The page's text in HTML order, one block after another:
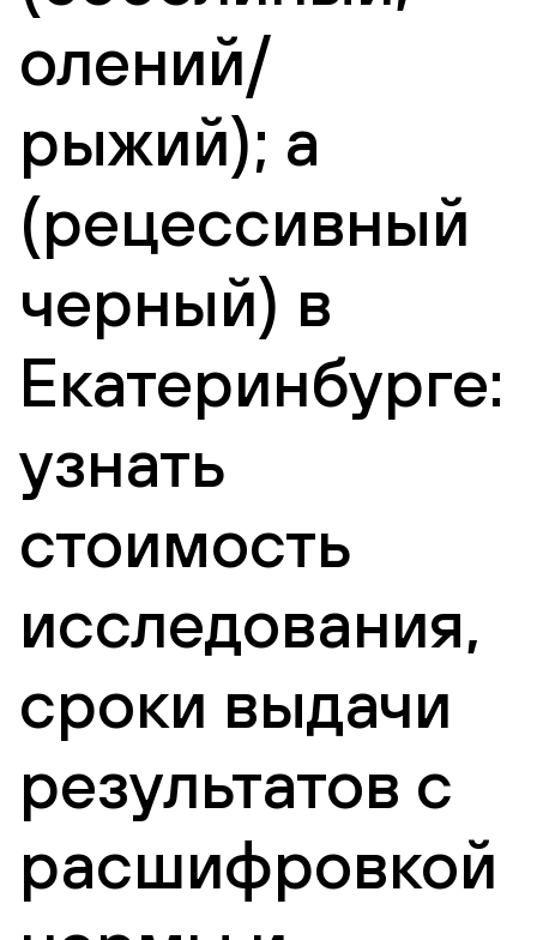
олений/
рыжий); a
(рецессивный
черный) в
Екатеринбурге:
узнать
стоимость
исследования,
сроки выдачи
результатов с
расшифровкой